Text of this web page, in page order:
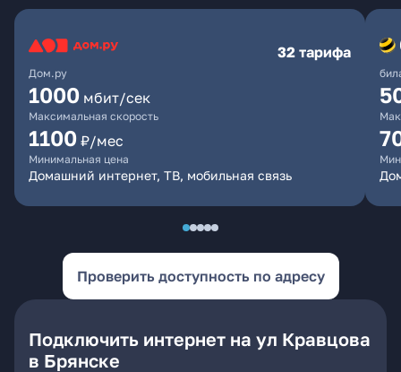
Дом.ру
32 тарифа
1000 мбит/сек
Максимальная скорость
1100 ₽/мес
Минимальная цена
Домашний интернет, ТВ, мобильная связь
Проверить доступность по адресу
Подключить интернет на ул Кравцова
в Брянске